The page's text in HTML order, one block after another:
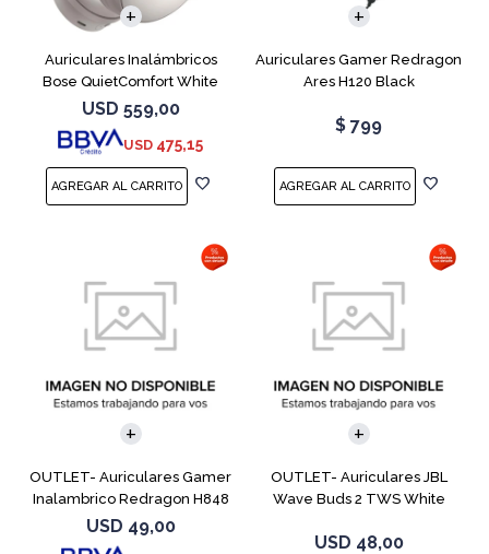
Auriculares Inalámbricos
Bose QuietComfort White
Smoke
USD 559,00
USD 475,15
Auriculares Gamer Redragon
Ares H120 Black
$ 799
OUTLET- Auriculares Gamer
Inalambrico Redragon H848
Ire Purp
USD 49,00
OUTLET- Auriculares JBL
Wave Buds 2 TWS White
USD 48,00